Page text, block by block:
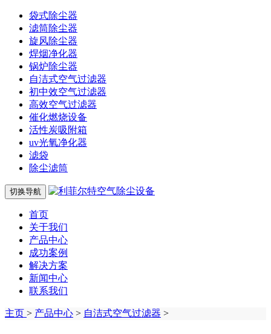
袋式除尘器
滤筒除尘器
旋风除尘器
焊烟净化器
锅炉除尘器
自洁式空气过滤器
初中效空气过滤器
高效空气过滤器
催化燃烧设备
活性炭吸附箱
uv光氧净化器
滤袋
除尘滤筒
切换导航
首页
关于我们
产品中心
成功案例
解决方案
新闻中心
联系我们
主页 > 产品中心 > 自洁式空气过滤器 >